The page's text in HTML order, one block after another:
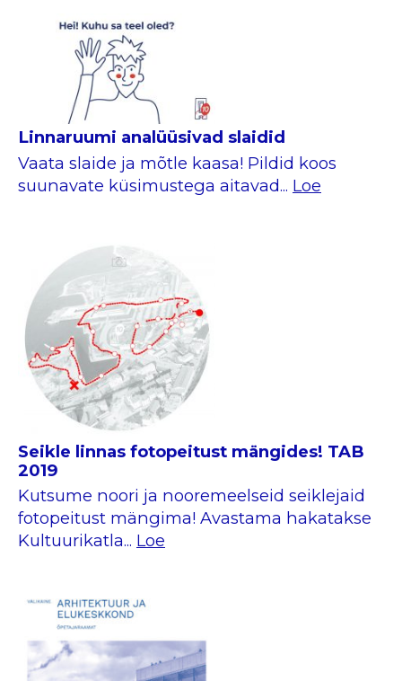
Linnaruumi analüüsivad slaidid
Vaata slaide ja mõtle kaasa! Pildid koos
suunavate küsimustega aitavad... Loe
Seikle linnas fotopeitust mängides! TAB
2019
Kutsume noori ja nooremeelseid seiklejaid
fotopeitust mängima! Avastama hakatakse
Kultuurikatla... Loe